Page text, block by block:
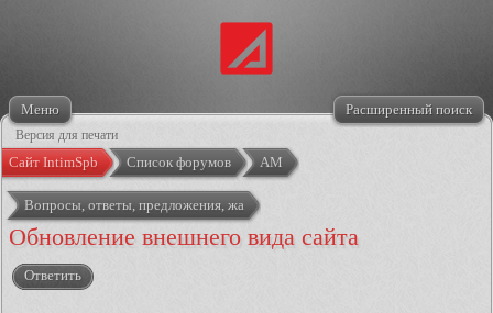
Меню Расширенный поиск
Версия для печати
Сайт IntimSpb Список форумов АМ
Вопросы, ответы, предложения, жалобы
Обновление внешнего вида сайта
Ответить